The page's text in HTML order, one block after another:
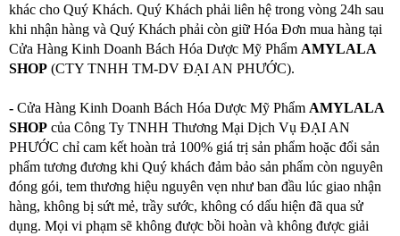
khác cho Quý Khách. Quý Khách phải liên hệ trong vòng 24h sau
khi nhận hàng và Quý Khách phải còn giữ Hóa Đơn mua hàng tại
Cửa Hàng Kinh Doanh Bách Hóa Dược Mỹ Phẩm AMYLALA
SHOP (CTY TNHH TM-DV ĐẠI AN PHƯỚC).
- Cửa Hàng Kinh Doanh Bách Hóa Dược Mỹ Phẩm AMYLALA
SHOP của Công Ty TNHH Thương Mại Dịch Vụ ĐẠI AN
PHƯỚC chỉ cam kết hoàn trả 100% giá trị sản phẩm hoặc đổi sản
phẩm tương đương khi Quý khách đảm bảo sản phẩm còn nguyên
đóng gói, tem thương hiệu nguyên vẹn như ban đầu lúc giao nhận
hàng, không bị sứt mẻ, trầy sước, không có dấu hiện đã qua sử
dụng. Mọi vi phạm sẽ không được bồi hoàn và không được giải